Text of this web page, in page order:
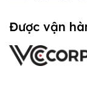
Được vận